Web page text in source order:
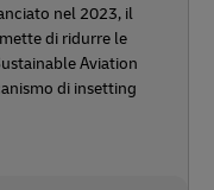
nel 2023, il
di ridurre le
Aviation
di insetting